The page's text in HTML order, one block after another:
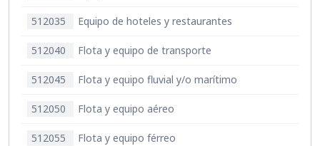
512035 Equipo de hoteles y restaurantes
512040 Flota y equipo de transporte
512045 Flota y equipo fluvial y/o marítimo
512050 Flota y equipo aéreo
512055 Flota y equipo férreo